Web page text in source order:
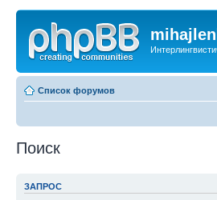
Список форумов
Поиск
ЗАПРОС